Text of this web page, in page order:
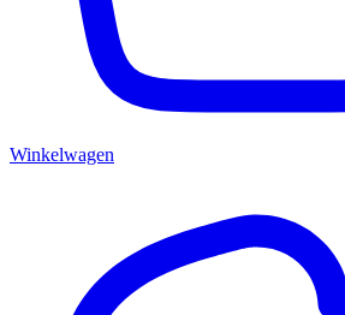
Winkelwagen